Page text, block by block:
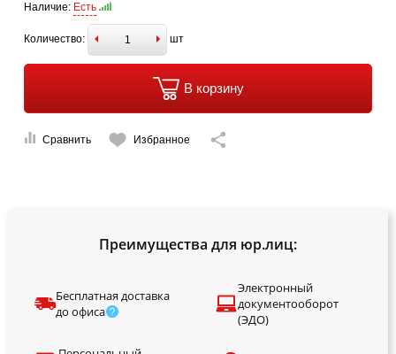
Наличие: Есть
Количество: шт
В корзину
Сравнить Избранное
Преимущества для юр.лиц:
Бесплатная доставка
до офиса
Электронный
документооборот
(ЭДО)